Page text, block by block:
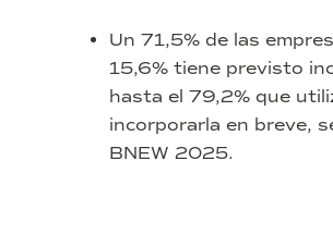
Un 71,5% de las
15,6% tiene previsto
hasta el 79,2% que
incorporarla en breve,
BNEW 2025.